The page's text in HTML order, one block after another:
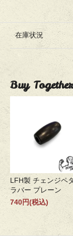
在庫状況
Buy Together
LFH製 チェンジペ
ラバー プレーン
740円(税込)